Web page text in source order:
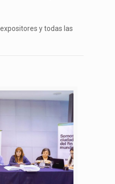
y todas las